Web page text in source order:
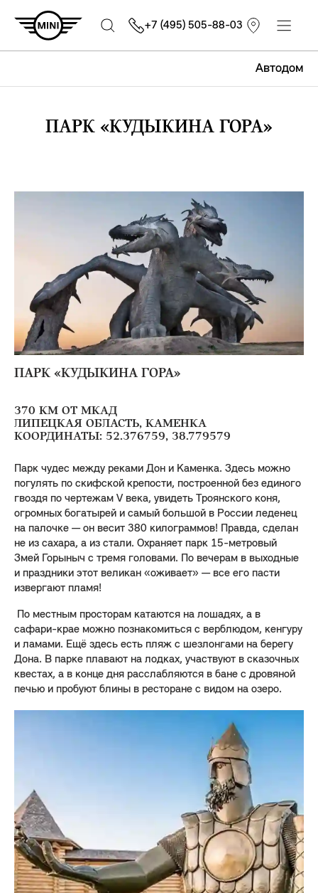
Автодом
+7 (495) 505-88-03
ПАРК «КУДЫКИНА ГОРА»
ПАРК «КУДЫКИНА ГОРА»
370 КМ ОТ МКАД
ЛИПЕЦКАЯ ОБЛАСТЬ, КАМЕНКА
КООРДИНАТЫ: 52.376759, 38.779579
Парк чудес между реками Дон и Каменка. Здесь можно
погулять по скифской крепости, построенной без единого
гвоздя по чертежам V века, увидеть Троянского коня,
огромных богатырей и самый большой в России леденец
на палочке — он весит 380 килограммов! Правда, сделан
не из сахара, а из стали. Охраняет парк 15-метровый
Змей Горыныч с тремя головами. По вечерам в выходные
и праздники этот великан «оживает» — все его пасти
извергают пламя!
По местным просторам катаются на лошадях, а в
сафари-крае можно познакомиться с верблюдом, кенгуру
и ламами. Ещё здесь есть пляж с шезлонгами на берегу
Дона. В парке плавают на лодках, участвуют в сказочных
квестах, а в конце дня расслабляются в бане с дровяной
печью и пробуют блины в ресторане с видом на озеро.